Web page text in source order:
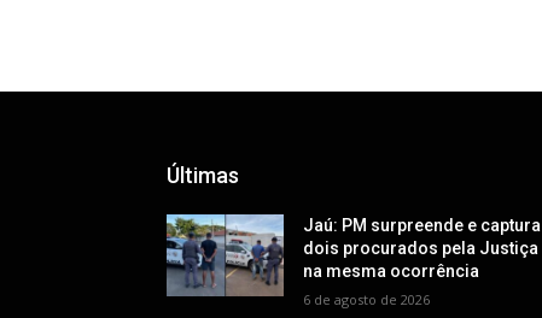
Últimas
Jaú: PM surpreende e captura
dois procurados pela Justiça
na mesma ocorrência
6 de agosto de 2026